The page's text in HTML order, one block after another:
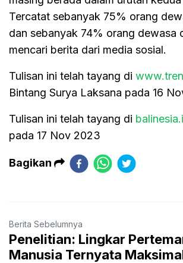
Tercatat sebanyak 75% orang
dan sebanyak 74% orang dewasa
mencari berita dari media sosial.
Tulisan ini telah tayang di
Bintang Surya Laksana pada 16
Tulisan ini telah tayang di
pada 17 Nov 2023
Bagikan
Berita Sebelumnya
Penelitian: Lingkar
Manusia Ternyata